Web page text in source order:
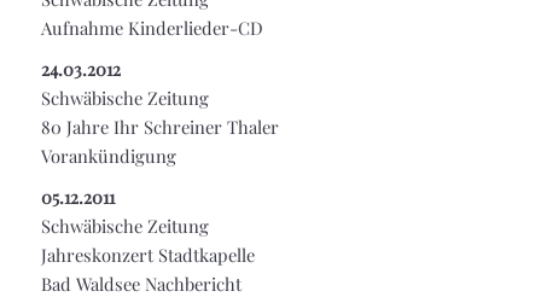
Aufnahme Kinderlieder-CD
24.03.2012
Schwäbische Zeitung
80 Jahre Ihr Schreiner Thaler
Vorankündigung
05.12.2011
Schwäbische Zeitung
Jahreskonzert Stadtkapelle
Bad Waldsee Nachbericht